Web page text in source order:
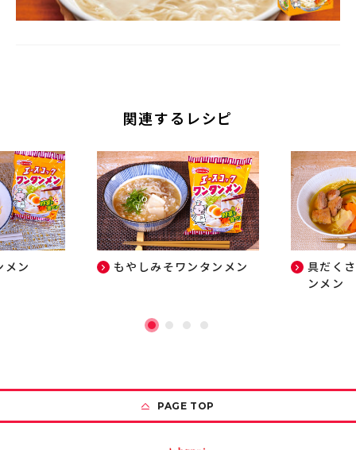
関連するレシピ
メン もやしみそワンタンメン
具だく
ンメン
PAGE TOP